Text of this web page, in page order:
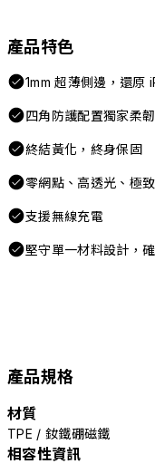
產品特色
1mm 超薄側邊，還原
四角防護配置獨家柔
終結黃化，終身保固
零網點、高透光、極
支援無線充電
堅守單一材料設計，
產品規格
材質
TPE / 釹鐵硼磁鐵
相容性資訊